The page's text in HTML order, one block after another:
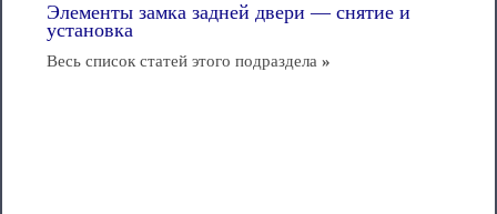
Элементы замка задней двери — снятие и
установка
Весь список статей этого подраздела »